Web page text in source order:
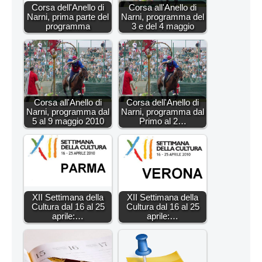
Corsa dell'Anello di
Narni, prima parte del
programma
Corsa all'Anello di
Narni, programma del
3 e del 4 maggio
Corsa all'Anello di
Narni, programma dal
5 al 9 maggio 2010
Corsa dell'Anello di
Narni, programma dal
Primo al 2…
XII Settimana della
Cultura dal 16 al 25
aprile:…
XII Settimana della
Cultura dal 16 al 25
aprile:…